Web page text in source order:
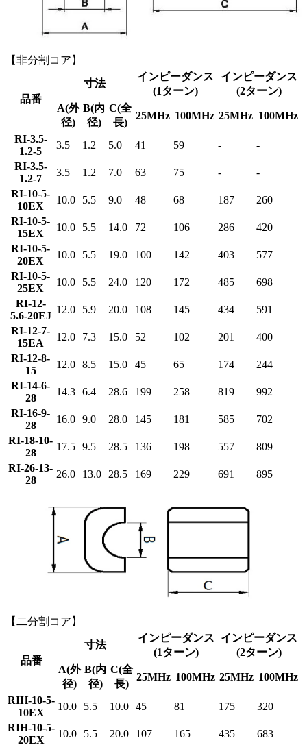
【非分割コア】
品番
寸法
インピーダンス
(1ターン)
インピーダンス
(2ターン)
A(外
径)
B(内
径)
C(全
長)
25MHz 100MHz 25MHz 100MHz
RI-3.5-
1.2-5
3.5 1.2 5.0 41 59 -
-
RI-3.5-
1.2-7
3.5 1.2 7.0 63 75 -
-
RI-10-5-
10EX
10.0 5.5 9.0 48 68 187
260
RI-10-5-
15EX
10.0 5.5 14.0 72 106 286
420
RI-10-5-
20EX
10.0 5.5 19.0 100 142 403
577
RI-10-5-
25EX
10.0 5.5 24.0 120 172 485
698
RI-12-
5.6-20EJ
12.0 5.9 20.0 108 145 434
591
RI-12-7-
15EA
12.0 7.3 15.0 52 102 201
400
RI-12-8-
15
12.0 8.5 15.0 45 65 174
244
RI-14-6-
28
14.3 6.4 28.6 199 258 819
992
RI-16-9-
28
16.0 9.0 28.0 145 181 585
702
RI-18-10-
28
17.5 9.5 28.5 136 198 557
809
RI-26-13-
28
26.0 13.0 28.5 169 229 691 895
【二分割コア】
品番
寸法
インピーダンス
(1ターン)
インピーダンス
(2ターン)
A(外
径)
B(内
径)
C(全
長)
25MHz 100MHz 25MHz 100MHz
RIH-10-5-
10EX
10.0 5.5 10.0 45 81 175
320
RIH-10-5-
20EX
10.0 5.5 20.0 107 165 435 683